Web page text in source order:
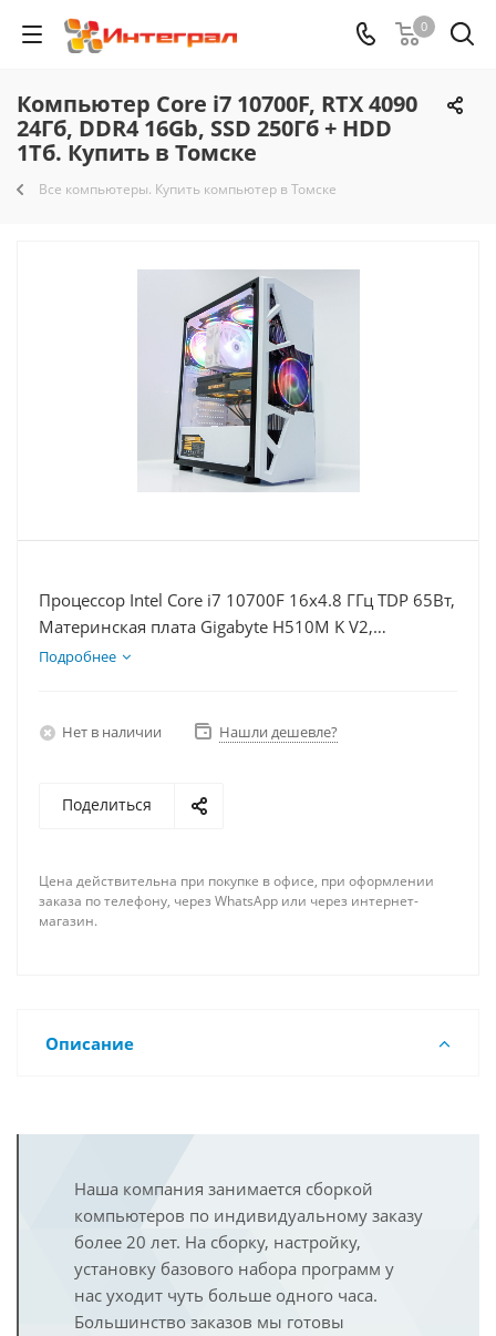
0
Компьютер Core i7 10700F, RTX 4090
24Гб, DDR4 16Gb, SSD 250Гб + HDD
1Тб. Купить в Томске
Все компьютеры. Купить компьютер в Томске
Процессор Intel Core i7 10700F 16x4.8 ГГц TDP 65Вт,
Материнская плата Gigabyte H510M K V2,
Видеокарта RTX 4090 24Гб, Память DDR4 16Gb,
Подробнее
Нет в наличии Нашли дешевле?
Поделиться
Цена действительна при покупке в офисе, при оформлении
заказа по телефону, через WhatsApp или через интернет-
магазин.
Описание
Наша компания занимается сборкой
компьютеров по индивидуальному заказу
более 20 лет. На сборку, настройку,
установку базового набора программ у
нас уходит чуть больше одного часа.
Большинство заказов мы готовы